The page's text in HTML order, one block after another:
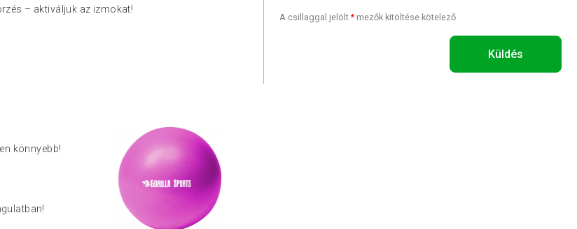
– aktiváljuk az izmokat!
könnyebb!
A csillaggal jelölt* mezők kitöltése kötelező
Küldés